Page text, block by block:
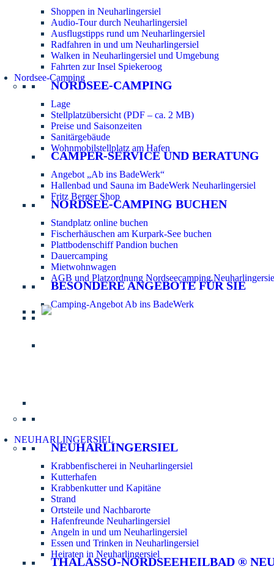
Shoppen in Neuharlingersiel
Audio-Tour durch Neuharlingersiel
Ausflugstipps rund um Neuharlingersiel
Radfahren in und um Neuharlingersiel
Walken in Neuharlingersiel und Umgebung
Fahrten zur Insel Spiekeroog
Nordsee-Camping
NORDSEE-CAMPING
Lage
Stellplatzübersicht (PDF – ca. 2 MB)
Preise und Saisonzeiten
Sanitärgebäude
Wohnmobilstellplatz am Hafen
CAMPER-SERVICE UND BERATUNG
Angebot „Ab ins BadeWerk“
Hallenbad und Sauna im BadeWerk Neuharlingersiel
Fritz Berger Shop
NORDSEE-CAMPING BUCHEN
Standplatz online buchen
Fischerhäuschen am Kurpark-See buchen
Plattbodenschiff Pandion buchen
Dauercamping
Mietwohnwagen
AGB und Platzordnung Nordseecamping
BESONDERE ANGEBOTE FÜR SIE
Camping-Angebot Ab ins BadeWerk
NEUHARLINGERSIEL
NEUHARLINGERSIEL
Krabbenfischerei in Neuharlingersiel
Kutterhafen
Krabbenkutter und Kapitäne
Strand
Ortsteile und Nachbarorte
Hafenfreunde Neuharlingersiel
Angeln in und um Neuharlingersiel
Essen und Trinken in Neuharlingersiel
Heiraten in Neuharlingersiel
THALASSO-NORDSEEHEILBAD ®